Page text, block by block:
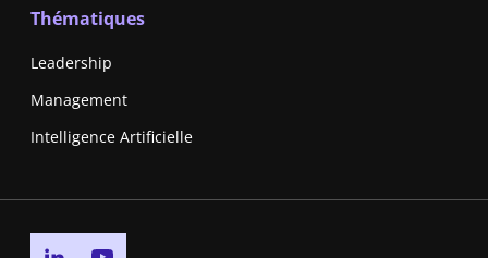
Thématiques
Leadership
Management
Intelligence Artificielle